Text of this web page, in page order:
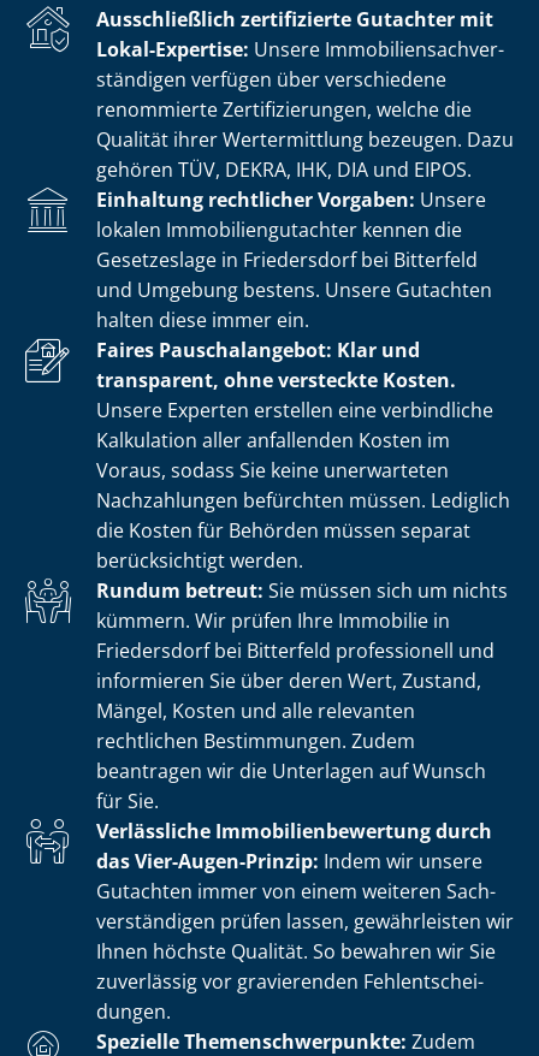
Ausschließlich zertifizierte Gutachter mit
Lokal-Expertise: Unsere Im­mo­bi­li­en­sach­ver­
stän­di­gen verfügen über verschiedene
renommierte Zer­ti­fi­zie­run­gen, welche die
Qualität ihrer Wertermittlung bezeugen. Dazu
gehören TÜV, DEKRA, IHK, DIA und EIPOS.
Einhaltung rechtlicher Vorgaben: Unsere
lokalen Im­mo­bi­li­en­gut­ach­ter kennen die
Gesetzeslage in Friedersdorf bei Bitterfeld
und Umgebung bestens. Unsere Gutachten
halten diese immer ein.
Faires Pauschalangebot: Klar und
transparent, ohne versteckte Kosten.
Unsere Experten erstellen eine verbindliche
Kalkulation aller anfallenden Kosten im
Voraus, sodass Sie keine unerwarteten
Nachzahlungen befürchten müssen. Lediglich
die Kosten für Behörden müssen separat
berücksichtigt werden.
Rundum betreut: Sie müssen sich um nichts
kümmern. Wir prüfen Ihre Immobilie in
Friedersdorf bei Bitterfeld professionell und
informieren Sie über deren Wert, Zustand,
Mängel, Kosten und alle relevanten
rechtlichen Bestimmungen. Zudem
beantragen wir die Unterlagen auf Wunsch
für Sie.
Verlässliche Im­mo­bi­li­en­be­wer­tung durch
das Vier-Augen-Prinzip: Indem wir unsere
Gutachten immer von einem weiteren Sach­
ver­stän­di­gen prüfen lassen, gewährleisten wir
Ihnen höchste Qualität. So bewahren wir Sie
zuverlässig vor gravierenden Fehl­ent­schei­
dun­gen.
Spezielle The­men­schwer­punk­te: Zudem